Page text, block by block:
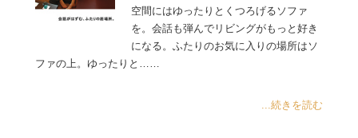
空間にはゆったりとくつろげるソファ
を。会話も弾んでリビングがもっと好き
になる。ふたりのお気に入りの場所はソ
ファの上。ゆったりと……
...続きを読む